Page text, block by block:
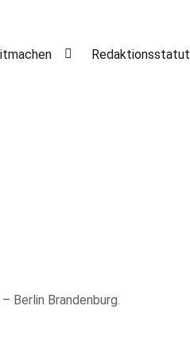
Redaktionsstatut
Berlin Brandenburg.